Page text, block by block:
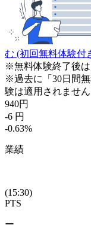
む (初回無料体験付
※無料体験終了後は
※過去に「30日間
験は適用されません
940円
-6 円
-0.63%
業績
(15:30)
PTS
ー